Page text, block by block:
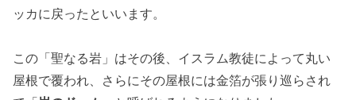
ッカに戻ったといいます。
この「聖なる岩」はその後、イスラム教徒によって丸い
屋根で覆われ、さらにその屋根には金箔が張り巡らされ